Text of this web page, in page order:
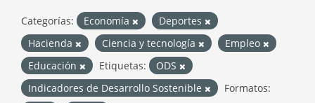
Categorías: Economía
Deportes
Hacienda
Ciencia y tecnología
Empleo
Educación
Etiquetas:
ODS
Indicadores de Desarrollo Sostenible
Formatos: